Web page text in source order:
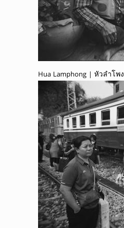
Hua Lamphong | หัวลำโพง